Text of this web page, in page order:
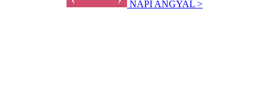
NAPI ANGYAL >